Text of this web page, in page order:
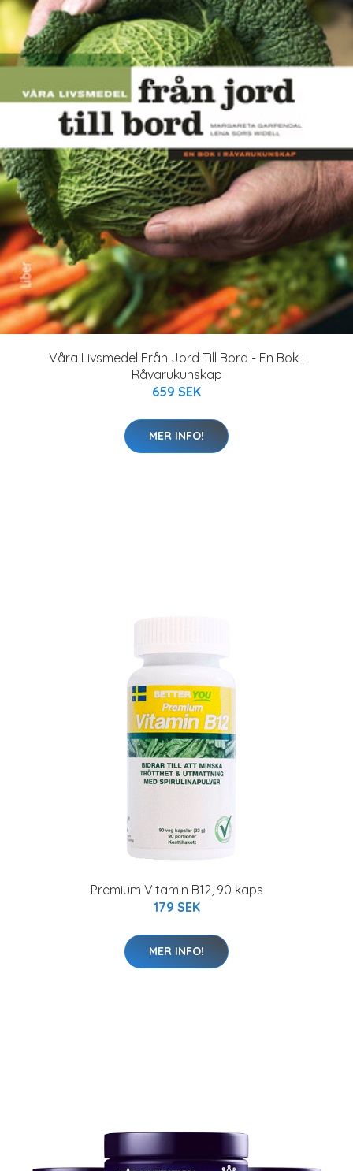
Våra Livsmedel Från Jord Till Bord - En Bok I
Råvarukunskap
659 SEK
MER INFO!
Premium Vitamin B12, 90 kaps
179 SEK
MER INFO!